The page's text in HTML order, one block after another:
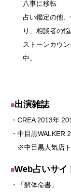
八事に移転
占い鑑定の他
り、相談者の
ストーンカウ
中。
出演雑誌
・CREA 2013年
・中目黒WALKER
※中目黒人気店
Web占いサイ
・「解体命書」